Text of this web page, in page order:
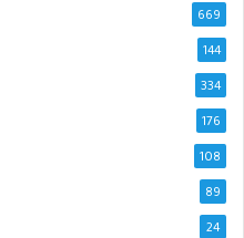
669
144
334
176
108
89
24